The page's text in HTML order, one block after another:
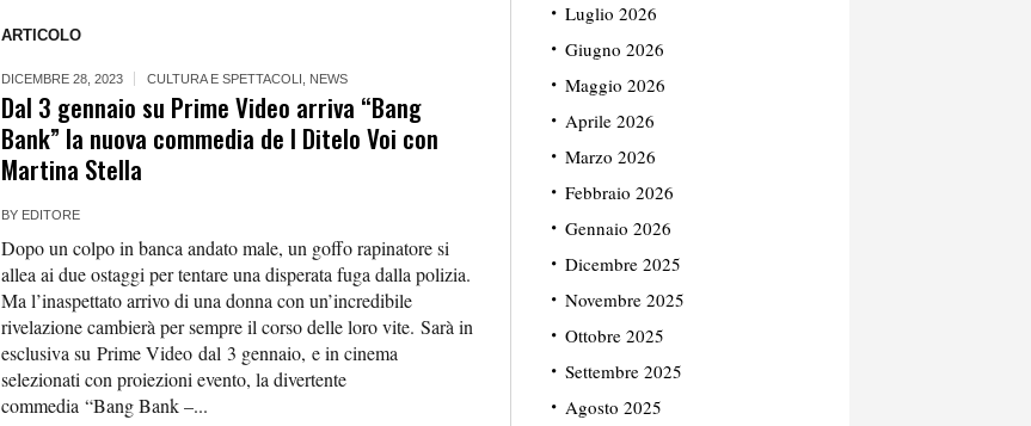
ARTICOLO
DICEMBRE 28, 2023 CULTURA E SPETTACOLI NEWS
Dal 3 gennaio su Prime Video arriva “Bang
Bank” la nuova commedia de I Ditelo Voi con
Martina Stella
BY EDITORE
Dopo un colpo in banca andato male, un goffo rapinatore si
allea ai due ostaggi per tentare una disperata fuga dalla polizia.
Ma l’inaspettato arrivo di una donna con un’incredibile
rivelazione cambierà per sempre il corso delle loro vite. Sarà in
esclusiva su Prime Video dal 3 gennaio, e in cinema
selezionati con proiezioni evento, la divertente
commedia “Bang Bank –...
Luglio 2026
Giugno 2026
Maggio 2026
Aprile 2026
Marzo 2026
Febbraio 2026
Gennaio 2026
Dicembre 2025
Novembre 2025
Ottobre 2025
Settembre 2025
Agosto 2025